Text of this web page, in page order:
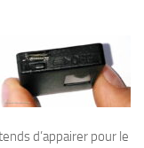
d’appairer pour le